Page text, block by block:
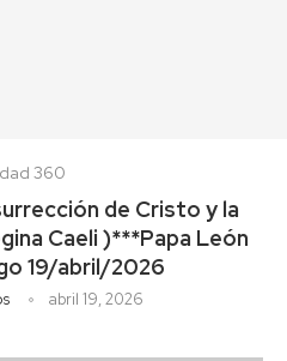
360
de Cristo y la
Caeli )***Papa León
19/abril/2026
abril 19, 2026